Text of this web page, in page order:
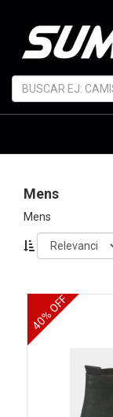
Mens
Mens
40% OFF